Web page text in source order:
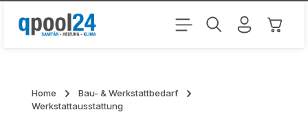
Zum Hauptinhalt springen
Home
Bau- & Werkstattbedarf
Werkstattausstattung